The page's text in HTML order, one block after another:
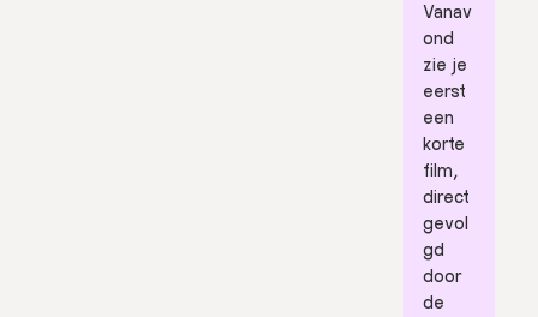
Vanav
ond
zie je
eerst
een
korte
film,
direct
gevol
gd
door
de